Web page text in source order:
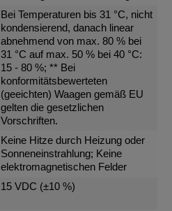
Bei Temperaturen bis 31 °C, nicht
kondensierend, danach linear
abnehmend von max. 80 % bei
31 °C auf max. 50 % bei 40 °C:
15 - 80 %; ** Bei
konformitätsbewerteten
(geeichten) Waagen gemäß EU
gelten die gesetzlichen
Vorschriften.
Keine Hitze durch Heizung oder
Sonneneinstrahlung; Keine
elektromagnetischen Felder
15 VDC (±10 %)